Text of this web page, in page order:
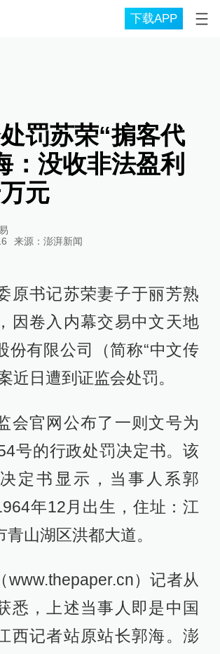
下载APP
罚苏荣“掮客代
：没收非法盈利
元
来源： 澎湃新闻
原书记苏荣妻子于丽芳熟
因卷入内幕交易中文天地
份有限公司（简称“中文传
近日遭到证监会处罚。
会官网公布了一则文号为
号的行政处罚决定书。该
定书显示，当事人系郭
年12月出生，住址：江
山湖区洪都大道。
www.thepaper.cn）记者从
悉，上述当事人即是中国
西记者站原站长郭海。澎